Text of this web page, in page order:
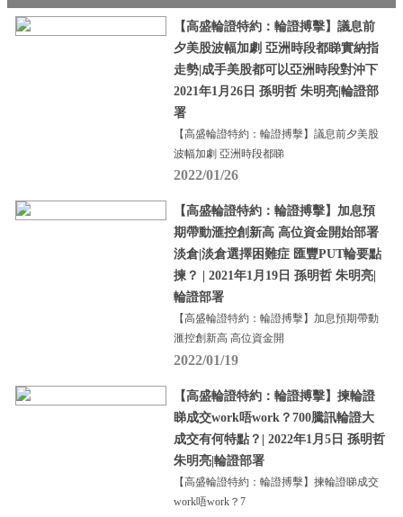
【高盛輪證特約：輪證搏擊】議息前
夕美股波幅加劇 亞洲時段都睇實納指
走勢|成手美股都可以亞洲時段對沖下
2021年1月26日 孫明哲 朱明亮|輪證部
署
【高盛輪證特約：輪證搏擊】議息前夕美股
波幅加劇 亞洲時段都睇
2022/01/26
【高盛輪證特約：輪證搏擊】加息預
期帶動滙控創新高 高位資金開始部署
淡倉|淡倉選擇困難症 匯豐PUT輪要點
揀？ | 2021年1月19日 孫明哲 朱明亮|
輪證部署
【高盛輪證特約：輪證搏擊】加息預期帶動
滙控創新高 高位資金開
2022/01/19
【高盛輪證特約：輪證搏擊】揀輪證
睇成交work唔work？700騰訊輪證大
成交有何特點？| 2022年1月5日 孫明哲
朱明亮|輪證部署
【高盛輪證特約：輪證搏擊】揀輪證睇成交
work唔work？7